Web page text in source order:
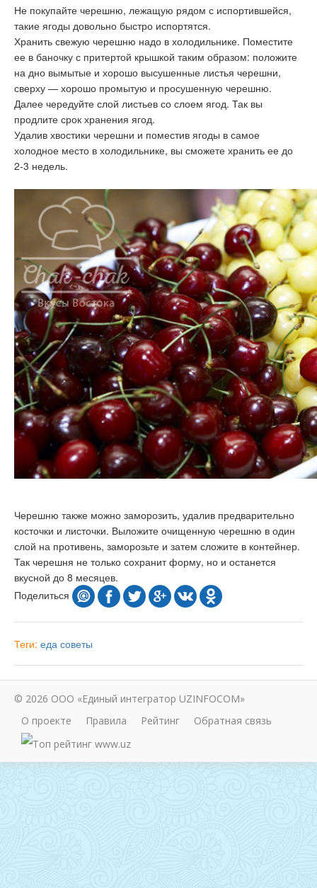
Не покупайте черешню, лежащую рядом с испортившейся,
такие ягоды довольно быстро испортятся.
Хранить свежую черешню надо в холодильнике. Поместите
ее в баночку с притертой крышкой таким образом: положите
на дно вымытые и хорошо высушенные листья черешни,
сверху — хорошо промытую и просушенную черешню.
Далее чередуйте слой листьев со слоем ягод. Так вы
продлите срок хранения ягод.
Удалив хвостики черешни и поместив ягоды в самое
холодное место в холодильнике, вы сможете хранить ее до
2-3 недель.
Черешню также можно заморозить, удалив предварительно
косточки и листочки. Выложите очищенную черешню в один
слой на противень, заморозьте и затем сложите в контейнер.
Так черешня не только сохранит форму, но и останется
вкусной до 8 месяцев.
Поделиться
Теги: еда советы
© 2026 ООО «Единый интегратор UZINFOCOM»
О проекте
Правила Рейтинг Обратная связь